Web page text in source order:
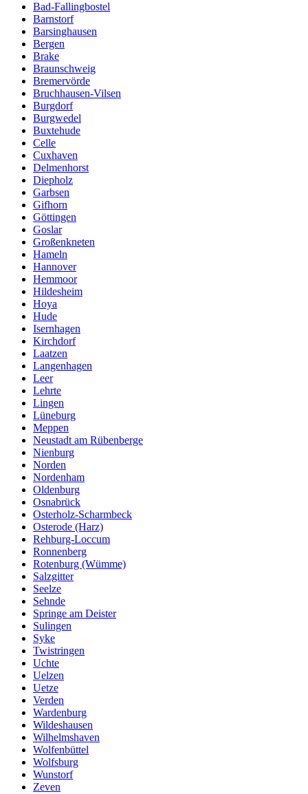
Bad-Fallingbostel
Barnstorf
Barsinghausen
Bergen
Brake
Braunschweig
Bremervörde
Bruchhausen-Vilsen
Burgdorf
Burgwedel
Buxtehude
Celle
Cuxhaven
Delmenhorst
Diepholz
Garbsen
Gifhorn
Göttingen
Goslar
Großenkneten
Hameln
Hannover
Hemmoor
Hildesheim
Hoya
Hude
Isernhagen
Kirchdorf
Laatzen
Langenhagen
Leer
Lehrte
Lingen
Lüneburg
Meppen
Neustadt am Rübenberge
Nienburg
Norden
Nordenham
Oldenburg
Osnabrück
Osterholz-Scharmbeck
Osterode (Harz)
Rehburg-Loccum
Ronnenberg
Rotenburg (Wümme)
Salzgitter
Seelze
Sehnde
Springe am Deister
Sulingen
Syke
Twistringen
Uchte
Uelzen
Uetze
Verden
Wardenburg
Wildeshausen
Wilhelmshaven
Wolfenbüttel
Wolfsburg
Wunstorf
Zeven